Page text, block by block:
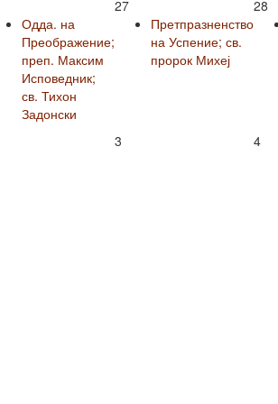
Одда. на
Преображение;
преп. Максим
Исповедник;
св. Тихон
Задонски
27
Претпразненство
на Успение; св.
пророк Михеј
28
3 4